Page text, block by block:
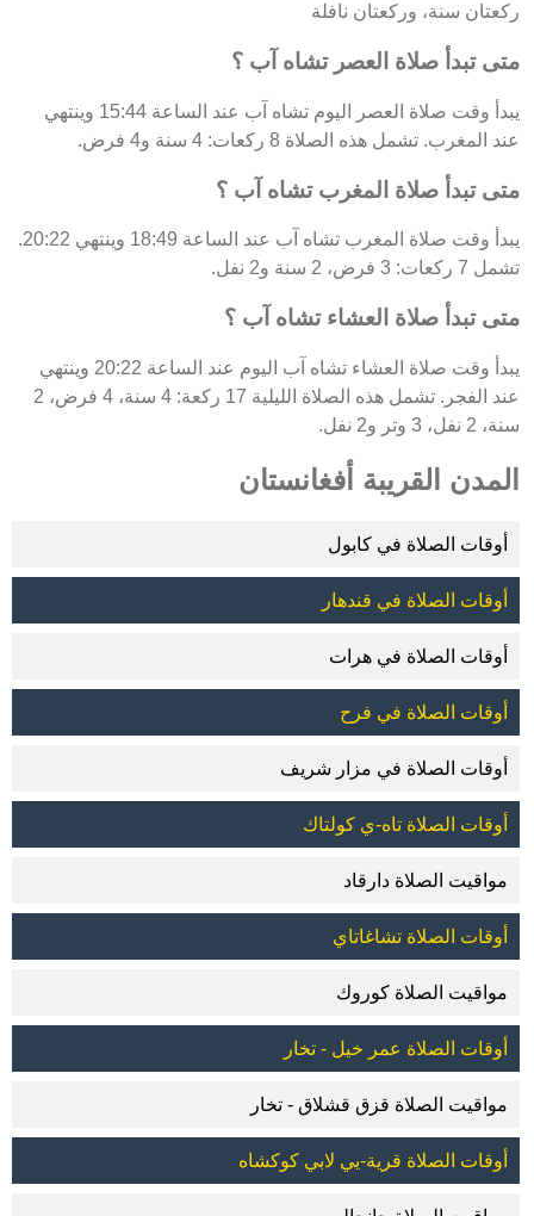
ركعتان سنة، وركعتان نافلة
متى تبدأ صلاة العصر تشاه آب ؟
يبدأ وقت صلاة العصر اليوم تشاه آب عند الساعة 15:44 وينتهي
عند المغرب. تشمل هذه الصلاة 8 ركعات: 4 سنة و4 فرض.
متى تبدأ صلاة المغرب تشاه آب ؟
يبدأ وقت صلاة المغرب تشاه آب عند الساعة 18:49 وينتهي 20:22.
تشمل 7 ركعات: 3 فرض، 2 سنة و2 نفل.
متى تبدأ صلاة العشاء تشاه آب ؟
يبدأ وقت صلاة العشاء تشاه آب اليوم عند الساعة 20:22 وينتهي
عند الفجر. تشمل هذه الصلاة الليلية 17 ركعة: 4 سنة، 4 فرض، 2
سنة، 2 نفل، 3 وتر و2 نفل.
المدن القريبة أفغانستان
أوقات الصلاة في كابول
أوقات الصلاة في قندهار
أوقات الصلاة في هرات
أوقات الصلاة في فرح
أوقات الصلاة في مزار شريف
أوقات الصلاة تاه-ي كولتاك
مواقيت الصلاة دارقاد
أوقات الصلاة تشاغاتاي
مواقيت الصلاة كوروك
أوقات الصلاة عمر خيل - تخار
مواقيت الصلاة قزق قشلاق - تخار
أوقات الصلاة قرية-يي لابي كوكشاه